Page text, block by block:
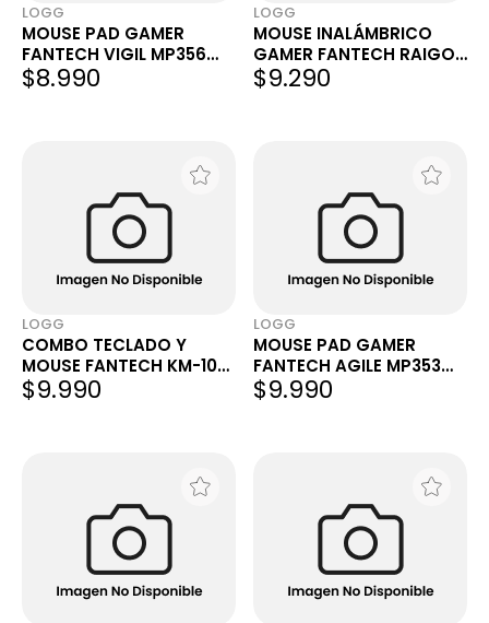
LOGG
MOUSE PAD GAMER
FANTECH VIGIL MP356
CONTROL EDITION
MEDIUM 350X300X4MM
$8.990
LOGG
MOUSE INALÁMBRICO
GAMER FANTECH RAIGOR
III WG12R RECARGABLE
2000 DPI 6 BOTONES USB
$9.290
LOGG
COMBO TECLADO Y
MOUSE FANTECH KM-100
INGLÉS US
$9.990
LOGG
MOUSE PAD GAMER
FANTECH AGILE MP353
350X300X4MM SPEED &
CONTROL NEGRO
$9.990